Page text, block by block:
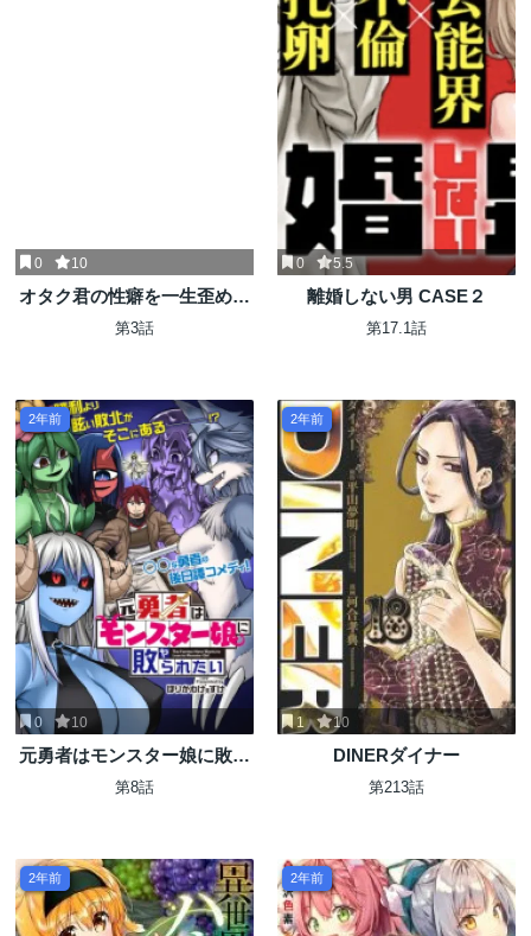
0 10
オタク君の性癖を一生歪めて
いく異種族娘たち
第3話
0 5.5
離婚しない男 CASE２
第17.1話
2年前
0 10
元勇者はモンスター娘に敗ら
れたい
第8話
2年前
1 10
DINERダイナー
第213話
2年前 2年前